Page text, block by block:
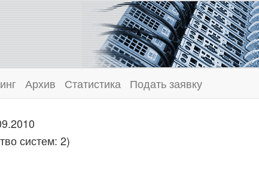
Архив Статистика Подать заявку
систем: 2)